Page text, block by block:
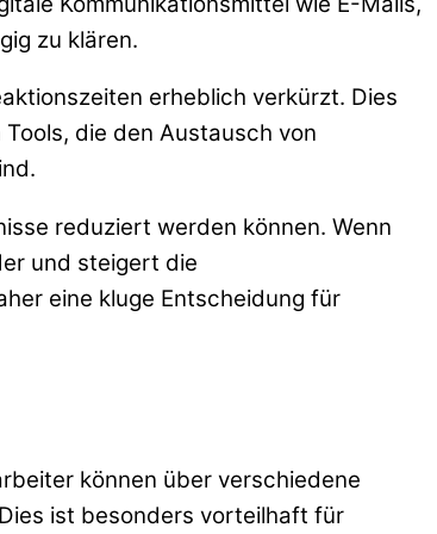
zu klären.
erheblich verkürzt. Dies
die den Austausch von
reduziert werden können. Wenn
und steigert die
eine kluge Entscheidung für
können über verschiedene
ist besonders vorteilhaft für